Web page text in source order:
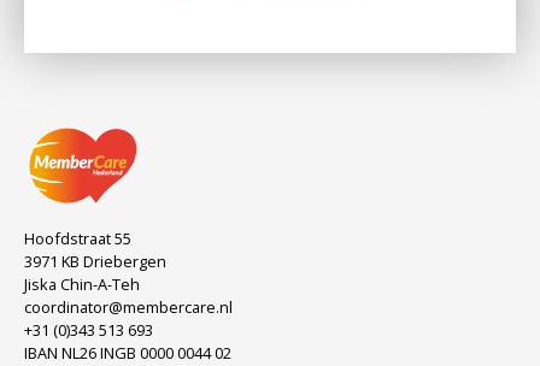
Hoofdstraat 55
3971 KB Driebergen
Jiska Chin-A-Teh
coordinator@membercare.nl
+31 (0)343 513 693
IBAN NL26 INGB 0000 0044 02